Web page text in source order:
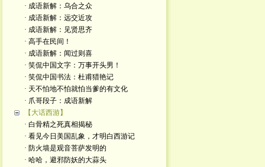
· 成语新解：乌合之众
· 成语新解：远交近攻
· 成语新解：见贤思齐
· 高手在民间！
· 成语新解：闻过则喜
· 笑侃中国文字：万事开头男！
· 笑侃中国书法：杜甫猎艳记
· 天不怕地不怕就怕当爹的有文化
· 爪哥段子：成语新解
【大话西游】
· 白骨精之死真相揭秘
· 看见今日美国乱象，才明白西游记
· 防火墙是观音菩萨发明的
· 哈哈，避邪防妖的大蒜头